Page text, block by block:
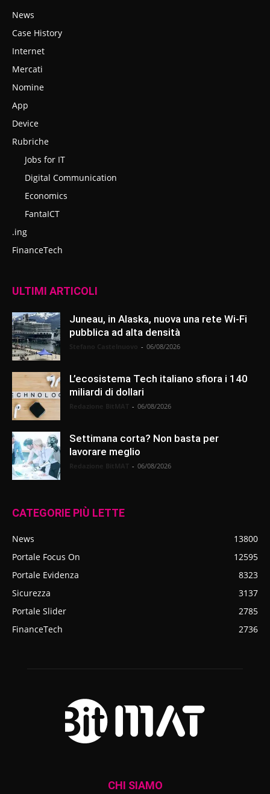
News
Case History
Internet
Mercati
Nomine
App
Device
Rubriche
Jobs for IT
Digital Communication
Economics
FantaICT
.ing
FinanceTech
ULTIMI ARTICOLI
Juneau, in Alaska, nuova una rete Wi-Fi
pubblica ad alta densità
- 06/08/2026
L’ecosistema Tech italiano sfiora i 140
miliardi di dollari
- 06/08/2026
Settimana corta? Non basta per
lavorare meglio
- 06/08/2026
CATEGORIE PIÙ LETTE
News
13800
Portale Focus On
12595
Portale Evidenza
8323
Sicurezza
3137
Portale Slider
2785
FinanceTech
2736
CHI SIAMO